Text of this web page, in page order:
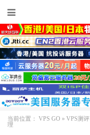
当前位置： VPS GO » VPS测评
理